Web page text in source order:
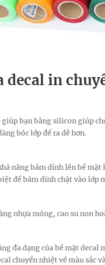
decal in
bạn bằng silicon giúp
bóc lớp đế ra dễ hơn.
năng bám dính lên bề
để bám dính chặt vào lớp
nhựa mỏng, cao su non
đa dạng của bề mặt decal
chuyển nhiệt về màu sắc